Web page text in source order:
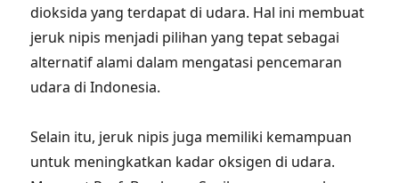
dioksida yang terdapat di udara. Hal ini membuat
jeruk nipis menjadi pilihan yang tepat sebagai
alternatif alami dalam mengatasi pencemaran
udara di Indonesia.
Selain itu, jeruk nipis juga memiliki kemampuan
untuk meningkatkan kadar oksigen di udara.